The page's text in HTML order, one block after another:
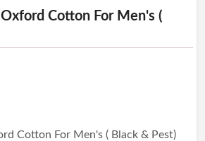
Cotton For Men's (
Cotton For Men's ( Black & Pest)